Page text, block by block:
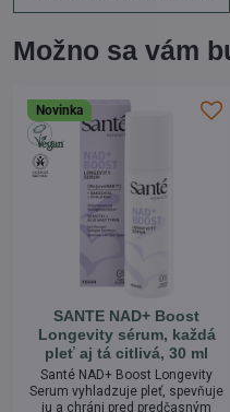
Možno sa vám
Novinka
SANTE NAD+ Boost
Longevity sérum, každá
pleť aj tá citlivá, 30 ml
Santé NAD+ Boost Longevity
Serum vyhladzuje pleť, spevňuje
ju a chráni pred predčasným